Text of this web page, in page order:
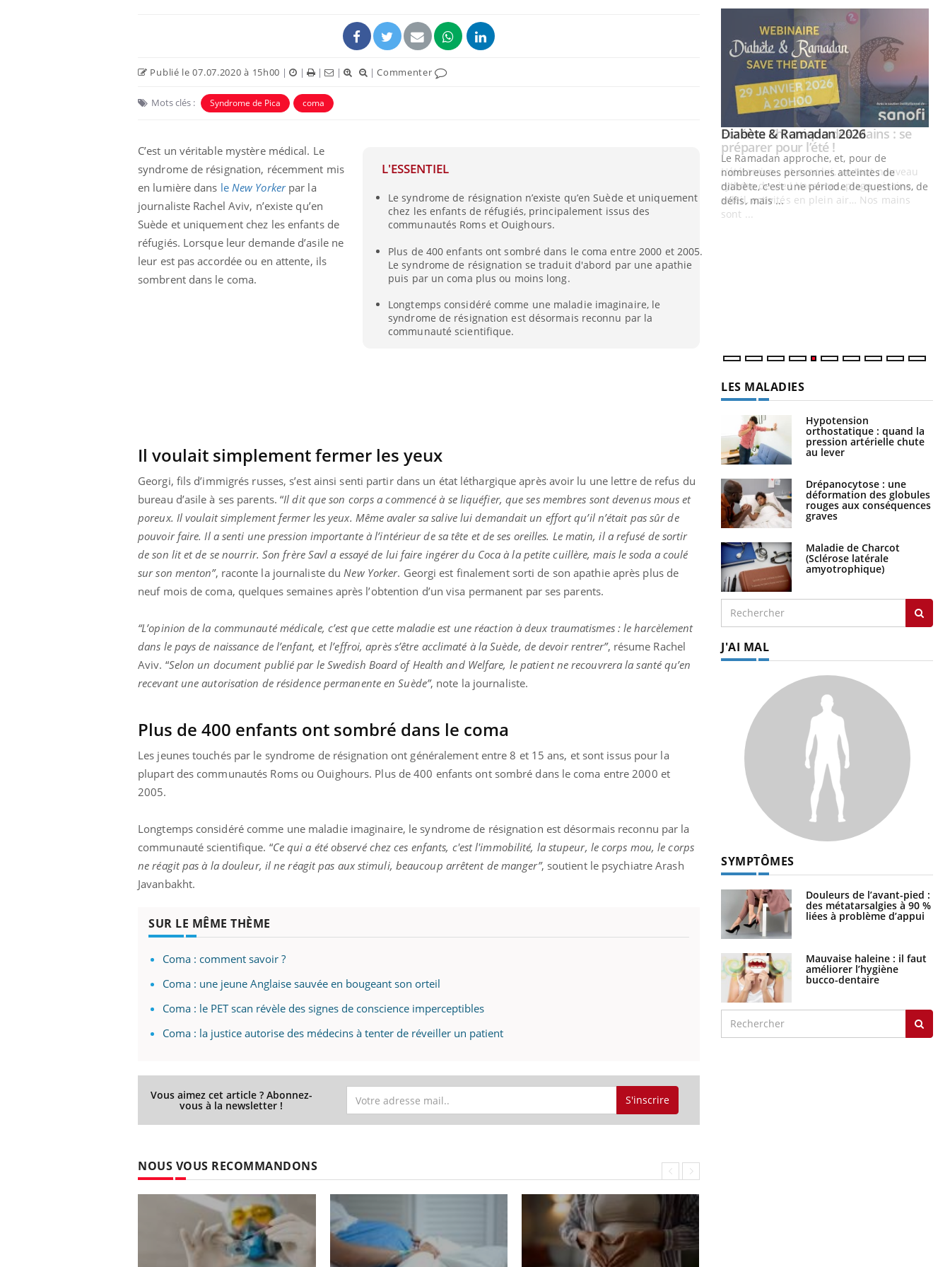
Publié le 07.07.2020 à 15h00 | | | | |Commenter
Mots clés : Syndrome de Pica coma
L'ESSENTIEL
Le syndrome de résignation n’existe qu’en Suède et uniquement
chez les enfants de réfugiés, principalement issus des
communautés Roms et Ouighours.
Plus de 400 enfants ont sombré dans le coma entre 2000 et 2005.
Le syndrome de résignation se traduit d'abord par une apathie
puis par un coma plus ou moins long.
Longtemps considéré comme une maladie imaginaire, le
syndrome de résignation est désormais reconnu par la
communauté scientifique.
C’est un véritable mystère médical. Le
syndrome de résignation, récemment mis
en lumière dans le New Yorkerpar la
journaliste Rachel Aviv, n’existe qu’en
Suède et uniquement chez les enfants de
réfugiés. Lorsque leur demande d’asile ne
leur est pas accordée ou en attente, ils
sombrent dans le coma.
Il voulait simplement fermer les yeux
Georgi, fils d’immigrés russes, s’est ainsi senti partir dans un état léthargique après avoir lu une lettre de refus du
bureau d’asile à ses parents. “Il dit que son corps a commencé à se liquéfier, que ses membres sont devenus mous et
poreux. Il voulait simplement fermer les yeux. Même avaler sa salive lui demandait un effort qu’il n’était pas sûr de
pouvoir faire. Il a senti une pression importante à l’intérieur de sa tête et de ses oreilles. Le matin, il a refusé de sortir
de son lit et de se nourrir. Son frère Savl a essayé de lui faire ingérer du Coca à la petite cuillère, mais le soda a coulé
sur son menton”, raconte la journaliste duNew Yorker. Georgi est finalement sorti de son apathie après plus de
neuf mois de coma, quelques semaines après l’obtention d’un visa permanent par ses parents.
“L’opinion de la communauté médicale, c’est que cette maladie est une réaction à deux traumatismes : le harcèlement
dans le pays de naissance de l’enfant, et l’effroi, après s’être acclimaté à la Suède, de devoir rentrer”, résume Rachel
Aviv. “Selon un document publié par le Swedish Board of Health and Welfare, le patient ne recouvrera la santé qu’en
recevant une autorisation de résidence permanente en Suède”, note la journaliste.
Plus de 400 enfants ont sombré dans le coma
Les jeunes touchés par le syndrome de résignation ont généralement entre 8 et 15 ans, et sont issus pour la
plupart des communautés Roms ou Ouighours. Plus de 400 enfants ont sombré dans le coma entre 2000 et
2005.
Longtemps considéré comme une maladie imaginaire, le syndrome de résignation est désormais reconnu par la
communauté scientifique. “Ce qui a été observé chez ces enfants, c'est l'immobilité, la stupeur, le corps mou, le corps
ne réagit pas à la douleur, il ne réagit pas aux stimuli, beaucoup arrêtent de manger”, soutient le psychiatre Arash
Javanbakht.
SUR LE MÊME THÈME
Coma : comment savoir ?
Coma : une jeune Anglaise sauvée en bougeant son orteil
Coma : le PET scan révèle des signes de conscience imperceptibles
Coma : la justice autorise des médecins à tenter de réveiller un patient
Vous aimez cet article ? Abonnez-
vous à la newsletter ! S'inscrire
NOUS VOUS RECOMMANDONS
Youtube
Fatigue, irritabilité, brouillard mental ou
même alopécie… Les symptômes de la
carence en fer sont multiples ce qui la rend
osait en parler??
En 2026, l'insuline dans le diabète de type 2
reste entourée d'idées reçues chez les
patients comme parfois chez les soignants. soleil, activités en plein air… Nos mains
sont ...
Youtube
Diabète & Ramadan 2026Youtube
Le Ramadan approche, et, pour de
nombreuses personnes atteintes de
diabète, c'est une période de questions, de
défis, mais ...
LES MALADIES
Hypotension
orthostatique : quand la
pression artérielle chute
au lever
Drépanocytose : une
déformation des globules
rouges aux conséquences
graves
Maladie de Charcot
(Sclérose latérale
amyotrophique)
J'AI MAL
SYMPTÔMES
Douleurs de l’avant-pied :
des métatarsalgies à 90 %
liées à problème d’appui
Mauvaise haleine : il faut
améliorer l’hygiène
bucco-dentaire